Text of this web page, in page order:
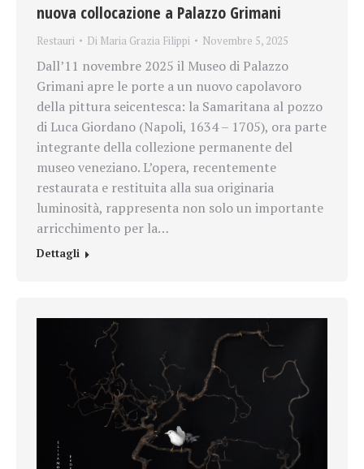
nuova collocazione a Palazzo Grimani
Restauri Di Maria Grazia Filippi Novembre 5, 2025
Dall’11 novembre 2025 il Museo di Palazzo
Grimani apre le porte a un nuovo capolavoro
della pittura seicentesca: la Samaritana al pozzo
di Luca Giordano (Napoli, 1634 – 1705), ora parte
integrante della collezione permanente del
museo veneziano. L’opera, recentemente
restaurata e restituita alla sua originaria
luminosità, rappresenta non solo un importante
arricchimento per la…
Dettagli